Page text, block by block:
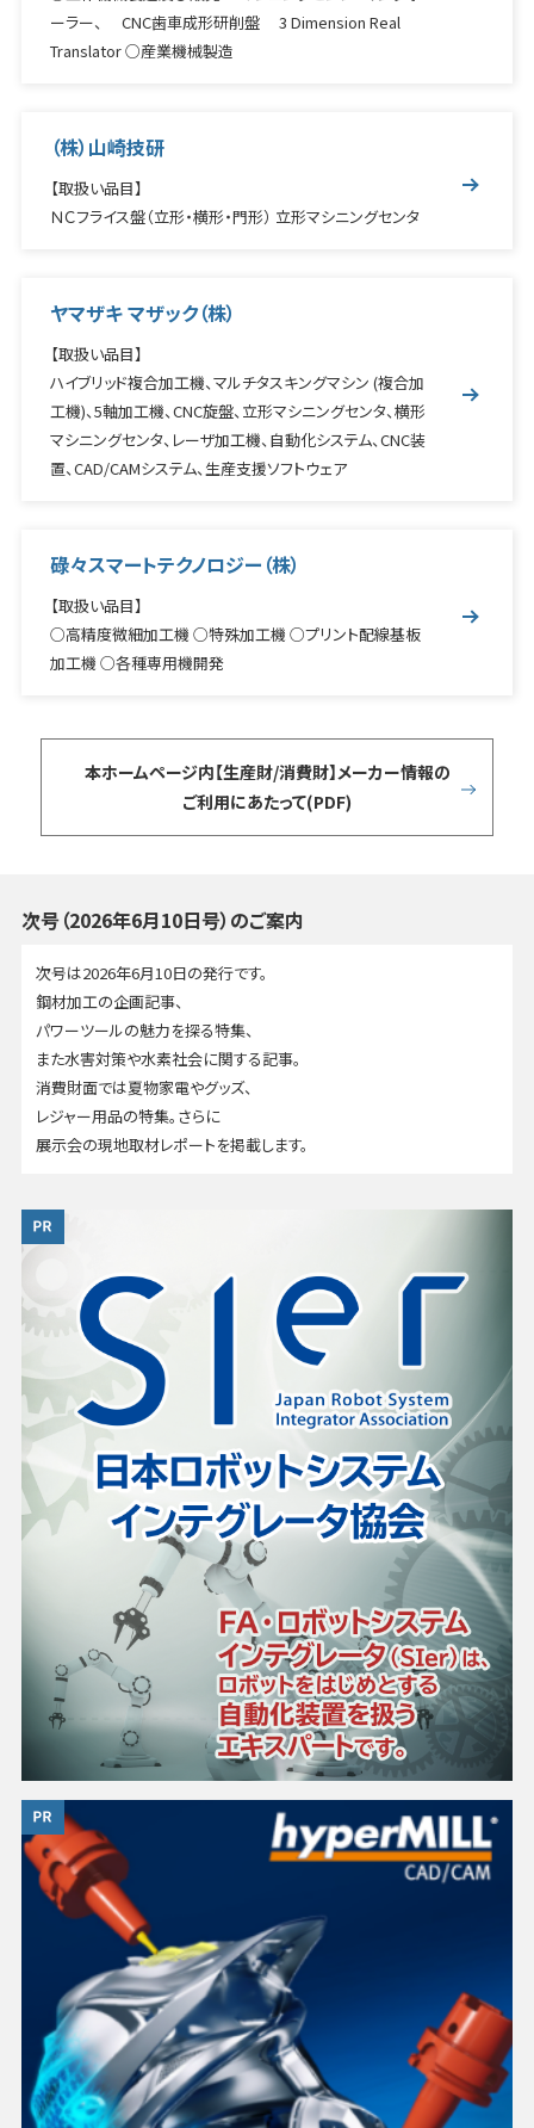
ーラー、 CNC歯車成形研削盤 3 Dimension Real
Translator ○産業機械製造
（株）山崎技研
【取扱い品目】
ＮＣフライス盤（立形・横形・門形） 立形マシニングセンタ
ヤマザキ マザック（株）
【取扱い品目】
ハイブリッド複合加工機、マルチタスキングマシン (複合加
工機)、5軸加工機、CNC旋盤、立形マシニングセンタ、横形
マシニングセンタ、レーザ加工機、自動化システム、CNC装
置、CAD/CAMシステム、生産支援ソフトウェア
碌々スマートテクノロジー（株）
【取扱い品目】
○高精度微細加工機 ○特殊加工機 ○プリント配線基板
加工機 ○各種専用機開発
本ホームページ内【生産財/消費財】メーカー情報の
ご利用にあたって(PDF)
次号（2026年6月10日号）のご案内
次号は2026年6月10日の発行です。
鋼材加工の企画記事、
パワーツールの魅力を探る特集、
また水害対策や水素社会に関する記事。
消費財面では夏物家電やグッズ、
レジャー用品の特集。さらに
展示会の現地取材レポートを掲載します。